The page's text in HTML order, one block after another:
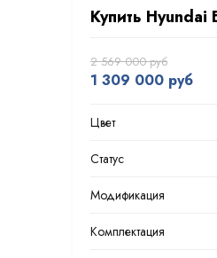
Купить
2 569 000 руб
1 309 000 руб
Цвет
Статус
Модификация
Комплектация